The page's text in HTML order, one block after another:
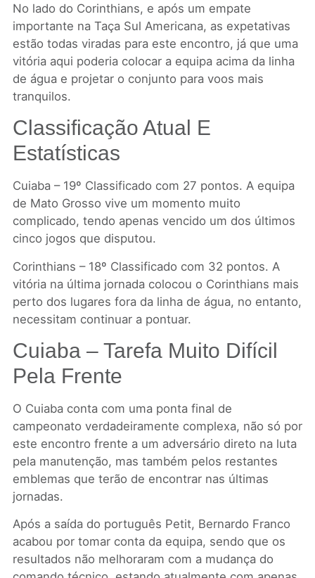
No lado do Corinthians, e após um empate
importante na Taça Sul Americana, as expetativas
estão todas viradas para este encontro, já que uma
vitória aqui poderia colocar a equipa acima da linha
de água e projetar o conjunto para voos mais
tranquilos.
Classificação Atual E
Estatísticas
Cuiaba – 19º Classificado com 27 pontos. A equipa
de Mato Grosso vive um momento muito
complicado, tendo apenas vencido um dos últimos
cinco jogos que disputou.
Corinthians – 18º Classificado com 32 pontos. A
vitória na última jornada colocou o Corinthians mais
perto dos lugares fora da linha de água, no entanto,
necessitam continuar a pontuar.
Cuiaba – Tarefa Muito Difícil
Pela Frente
O Cuiaba conta com uma ponta final de
campeonato verdadeiramente complexa, não só por
este encontro frente a um adversário direto na luta
pela manutenção, mas também pelos restantes
emblemas que terão de encontrar nas últimas
jornadas.
Após a saída do português Petit, Bernardo Franco
acabou por tomar conta da equipa, sendo que os
resultados não melhoraram com a mudança do